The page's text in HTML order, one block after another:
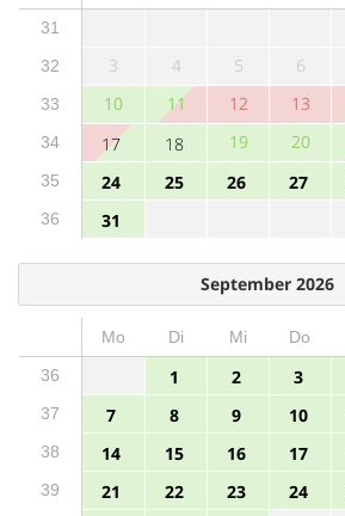
31
32 3 4 5 6
33 10 11 12 13
34 17 18 19 20
35 24 25 26 27
36 31
September 2026
Mo Di Mi Do
36
1 2 3
37 7 8 9 10
38 14 15 16 17
39 21 22 23 24